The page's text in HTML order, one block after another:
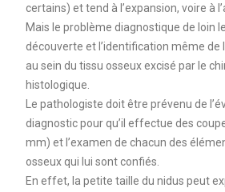
certains) et tend à l’expansion, voire à
Mais le problème diagnostique de loin
découverte et l’identification même de
au sein du tissu osseux excisé par le
histologique.
Le pathologiste doit être prévenu de
diagnostic pour qu’il effectue des
mm) et l’examen de chacun des
osseux qui lui sont confiés.
En effet, la petite taille du nidus peut